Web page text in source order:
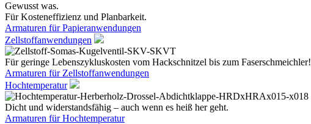
Gewusst was.
Für Kosteneffizienz und Planbarkeit.
Armaturen für Papieranwendungen
Zellstoffanwendungen
Für geringe Lebenszykluskosten vom Hackschnitzel bis zum Faserschmeichler!
Armaturen für Zellstoffanwendungen
Hochtemperatur
Dicht und widerstandsfähig – auch wenn es heiß her geht.
Armaturen für Hochtemperatur